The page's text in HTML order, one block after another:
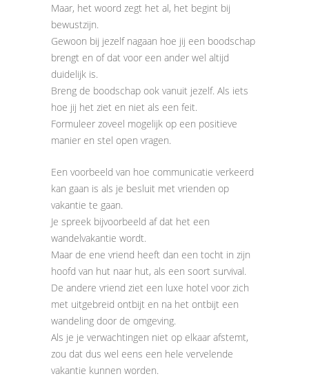
Maar, het woord zegt het al, het begint bij
bewustzijn.
Gewoon bij jezelf nagaan hoe jij een boodschap
brengt en of dat voor een ander wel altijd
duidelijk is.
Breng de boodschap ook vanuit jezelf. Als iets
hoe jij het ziet en niet als een feit.
Formuleer zoveel mogelijk op een positieve
manier en stel open vragen.
Een voorbeeld van hoe communicatie verkeerd
kan gaan is als je besluit met vrienden op
vakantie te gaan.
Je spreek bijvoorbeeld af dat het een
wandelvakantie wordt.
Maar de ene vriend heeft dan een tocht in zijn
hoofd van hut naar hut, als een soort survival.
De andere vriend ziet een luxe hotel voor zich
met uitgebreid ontbijt en na het ontbijt een
wandeling door de omgeving.
Als je je verwachtingen niet op elkaar afstemt,
zou dat dus wel eens een hele vervelende
vakantie kunnen worden.